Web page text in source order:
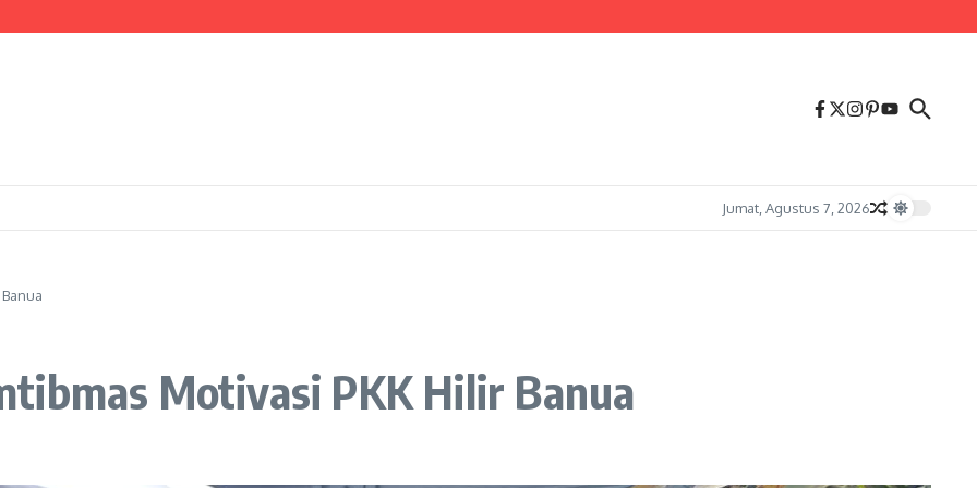
Dipenuhi Merah Putih
Jumat, Agustus 7, 2026
Motivasi PKK Hilir Banua